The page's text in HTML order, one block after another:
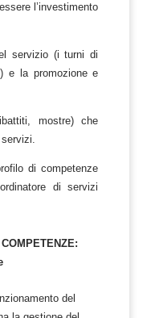
l’investimento
servizio (i turni di
e la promozione e
mostre) che
di competenze
di servizi
del